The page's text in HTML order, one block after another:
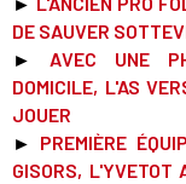
DE SAUVER
►
AVEC UNE
DOMICILE, L'AS
JOUER
► PREMIÈRE
GISORS, L'YVETOT